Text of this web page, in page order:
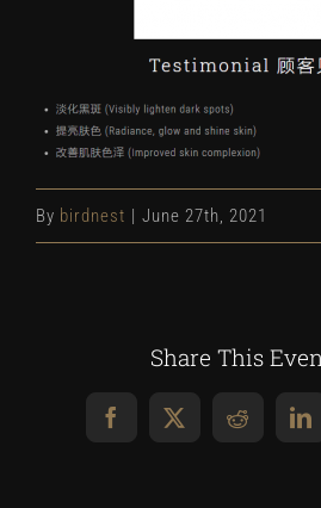
By birdnest | June 27th, 2021
Share This
Facebook
X Reddit